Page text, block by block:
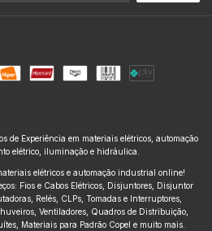
de Experiência em materiais elétricos, automação
elétrico, iluminação e hidráulica.
elétricos e automação industrial online!
Fios e Cabos Elétricos, Disjuntores, Disjuntor
Relés, CLPs, Tomadas e Interruptores,
Ventiladores, Quadros de Distribuição,
Materiais para Padrão Copel e muito mais.